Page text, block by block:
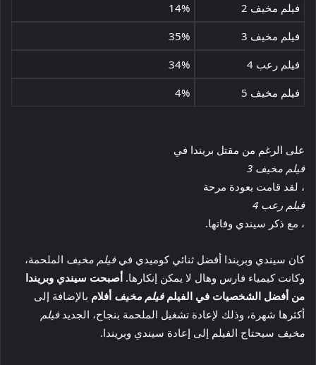
فيلم مخيف 2
14%
فيلم مخيف 3
35%
فيلم رعب 4
34%
فيلم مخيف 5
4%
على الرغم من مقتل بريندا في
فيلم مخيف 3
، لقد قامت بعودة مرحة
فيلم رعب 4
، مع ذكر سيندي وفاتها.
كان سيندي وبريندا أفضل ثنائي كوميدي فيفيلم مخيف الملحمة،
وكانت كيمياء فارس وهال لا يمكن إنكارها. أصبحت سيندي وبريندا
من أفضل الشخصيات في الفيلمفيلم مخيف أفلام بالإضافة إلى
أكثرها شهرة، وذلك لإعادة تشغيل الملحمة بنجاح، الجديدفيلم
مخيف سيحتاج الفيلم إلى إعادة سيندي وبريندا.